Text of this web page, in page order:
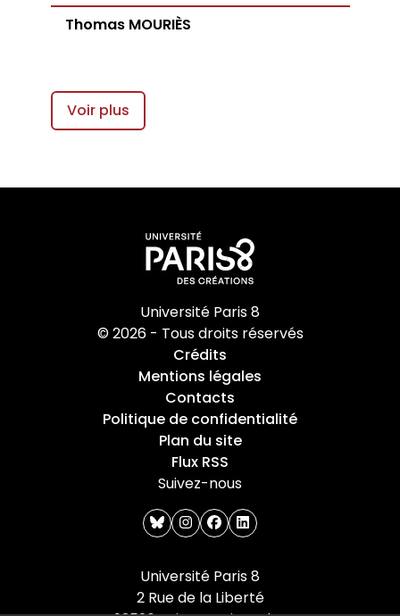
Thomas MOURIÈS
Voir plus
Université Paris 8
© 2026 - Tous droits réservés
Crédits
Mentions légales
Contacts
Politique de confidentialité
Plan du site
Flux RSS
Suivez-nous
blueskyinstagram
facebook
linkedin
Université Paris 8
2 Rue de la Liberté